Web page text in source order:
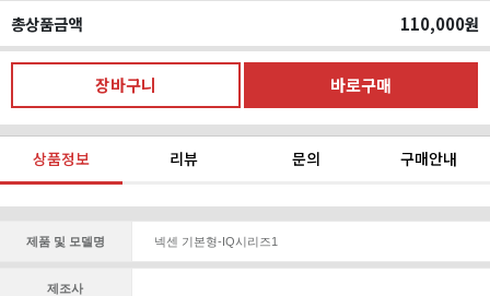
총상품금액 110,000원
상품정보 리뷰 문의 구매안내
제품 및 모델명 넥센 기본형-IQ시리즈1
제조사